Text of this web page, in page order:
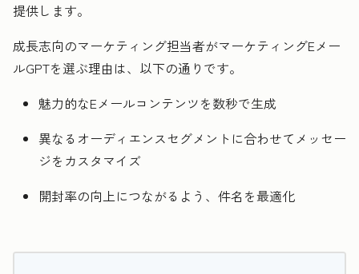
提供します。
成長志向のマーケティング担当者がマーケティングEメー
ルGPTを選ぶ理由は、以下の通りです。
魅力的なEメールコンテンツを数秒で生成
異なるオーディエンスセグメントに合わせてメッセー
ジをカスタマイズ
開封率の向上につながるよう、件名を最適化